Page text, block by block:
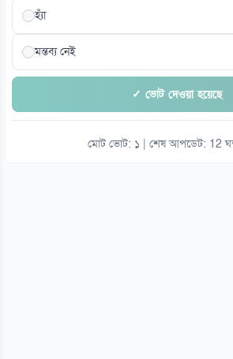
হ্যাঁ
মন্তব্য নেই
✓ ভোট দেওয়া হয়েছে
মোট ভোট: ১ | শেষ আপডেট: 12